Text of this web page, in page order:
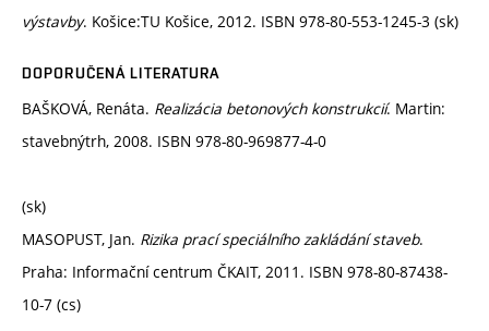
výstavby. Košice:TU Košice, 2012. ISBN 978-80-553-1245-3 (sk)
DOPORUČENÁ LITERATURA
BAŠKOVÁ, Renáta. Realizácia betonových konstrukcií. Martin:
stavebnýtrh, 2008. ISBN 978-80-969877-4-0
(sk)
MASOPUST, Jan. Rizika prací speciálního zakládání staveb.
Praha: Informační centrum ČKAIT, 2011. ISBN 978-80-87438-
10-7 (cs)